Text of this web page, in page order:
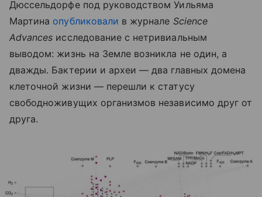
Дюссельдорфе под руководством Уильяма
Мартина опубликовали в журнале Science
Advances исследование с нетривиальным
выводом: жизнь на Земле возникла не один, а
дважды. Бактерии и археи — два главных домена
клеточной жизни — перешли к статусу
свободноживущих организмов независимо друг от
друга.